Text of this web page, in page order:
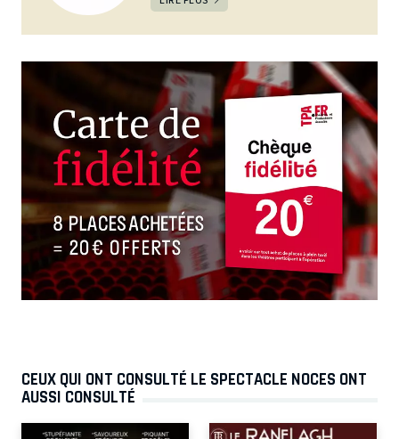
CEUX QUI ONT CONSULTÉ LE SPECTACLE NOCES ONT
AUSSI CONSULTÉ